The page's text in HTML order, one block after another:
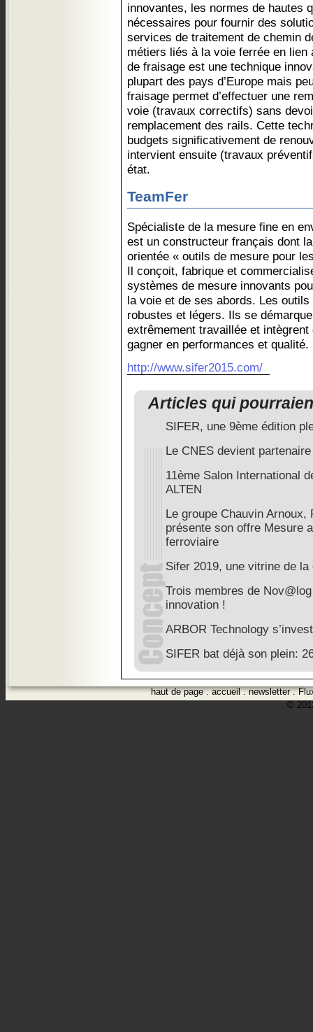
innovantes, les normes de hautes
nécessaires pour fournir des
services de traitement de chemin
métiers liés à la voie ferrée en lien
de fraisage est une technique
plupart des pays d’Europe mais
fraisage permet d’effectuer une
voie (travaux correctifs) sans
remplacement des rails. Cette
budgets significativement de
intervient ensuite (travaux
état.
TeamFer
Spécialiste de la mesure fine en
est un constructeur français dont
orientée « outils de mesure pour
Il conçoit, fabrique et
systèmes de mesure innovants
la voie et de ses abords. Les
robustes et légers. Ils se
extrêmement travaillée et
gagner en performances et qualité.
http://www.sifer2015.com/
Articles qui
SIFER, une 9ème édition
Le CNES devient
11ème Salon International
ALTEN
Le groupe Chauvin
présente son offre Mesure
ferroviaire
Sifer 2019, une vitrine de
Trois membres de
innovation !
ARBOR Technology
SIFER bat déjà son plein:
haut de page.accueil.newsletter.
©